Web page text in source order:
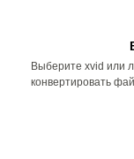
Выберите xvid или
конвертировать